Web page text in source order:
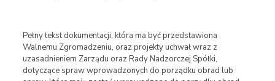
Pełny tekst dokumentacji, która ma być przedstawiona
Walnemu Zgromadzeniu, oraz projekty uchwał wraz z
uzasadnieniem Zarządu oraz Rady Nadzorczej Spółki,
dotyczące spraw wprowadzonych do porządku obrad lub